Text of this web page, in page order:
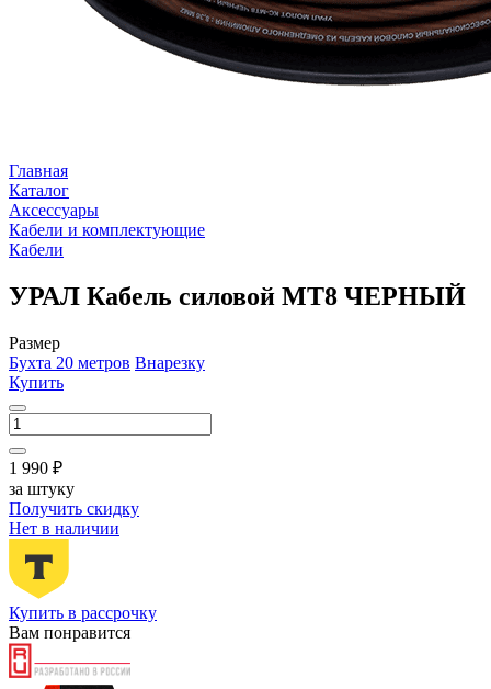
Главная
Каталог
Аксессуары
Кабели и комплектующие
Кабели
УРАЛ Кабель силовой МТ8 ЧЕРНЫЙ
Размер
Бухта 20 метров Внарезку
Купить
1 990 ₽
за штуку
Получить скидку
Нет в наличии
Купить в рассрочку
Вам понравится